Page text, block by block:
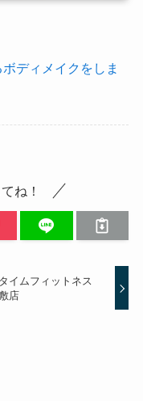
ディメイクをしま
ね！
イムフィットネス
店